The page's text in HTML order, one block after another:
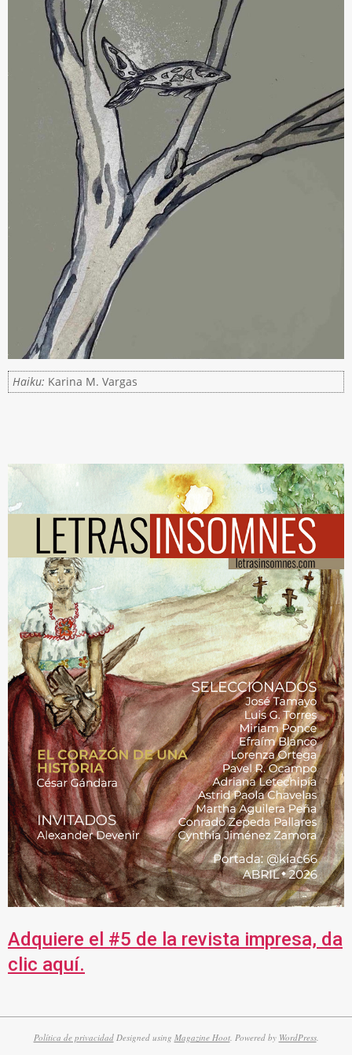
Haiku: Karina M. Vargas
Adquiere el #5 de la revista impresa, da
clic aquí.
Política de privacidadDesigned using Magazine Hoot. Powered by WordPress.